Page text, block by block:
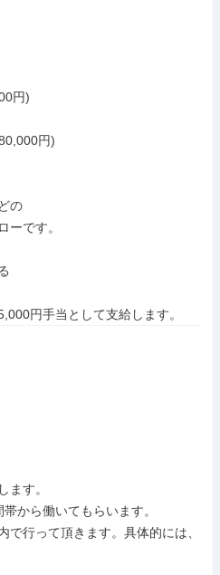
円)
円)
の
ーです。
円手当として支給します。
ます。
から働いてもらいます。
行って頂きます。具体的には、